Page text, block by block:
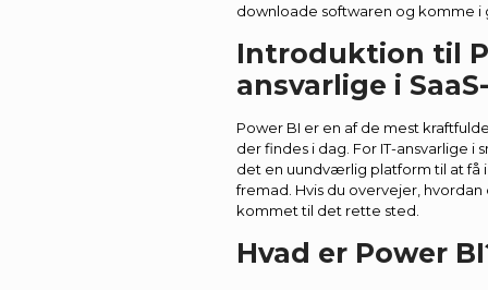
downloade softwaren og komme i
Introduktion til
ansvarlige i
Power BI er en af de mest
der findes i dag. For IT-ansvarlige
det en uundværlig platform til at få
fremad. Hvis du overvejer,
kommet til det rette sted.
Hvad er Power